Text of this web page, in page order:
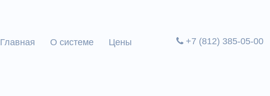
Главная О системе Цены +7 (812) 385-05-00